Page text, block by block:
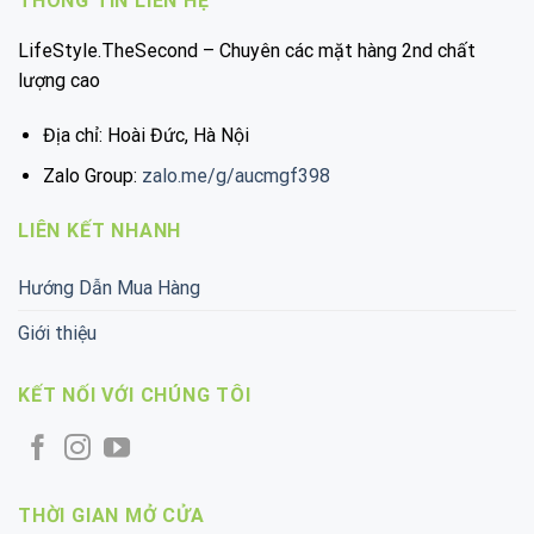
LifeStyle.TheSecond – Chuyên các mặt hàng 2nd chất
lượng cao
Địa chỉ: Hoài Đức, Hà Nội
Zalo Group: zalo.me/g/aucmgf398
LIÊN KẾT NHANH
Hướng Dẫn Mua Hàng
Giới thiệu
KẾT NỐI VỚI CHÚNG TÔI
THỜI GIAN MỞ CỬA